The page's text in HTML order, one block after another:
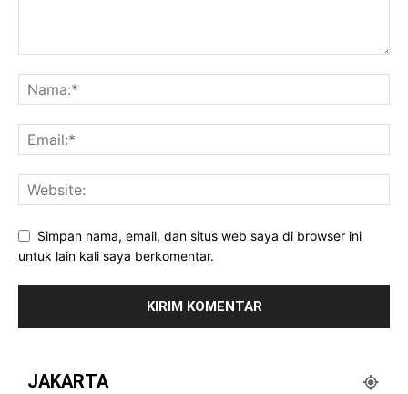
Simpan nama, email, dan situs web saya di browser ini
untuk lain kali saya berkomentar.
JAKARTA